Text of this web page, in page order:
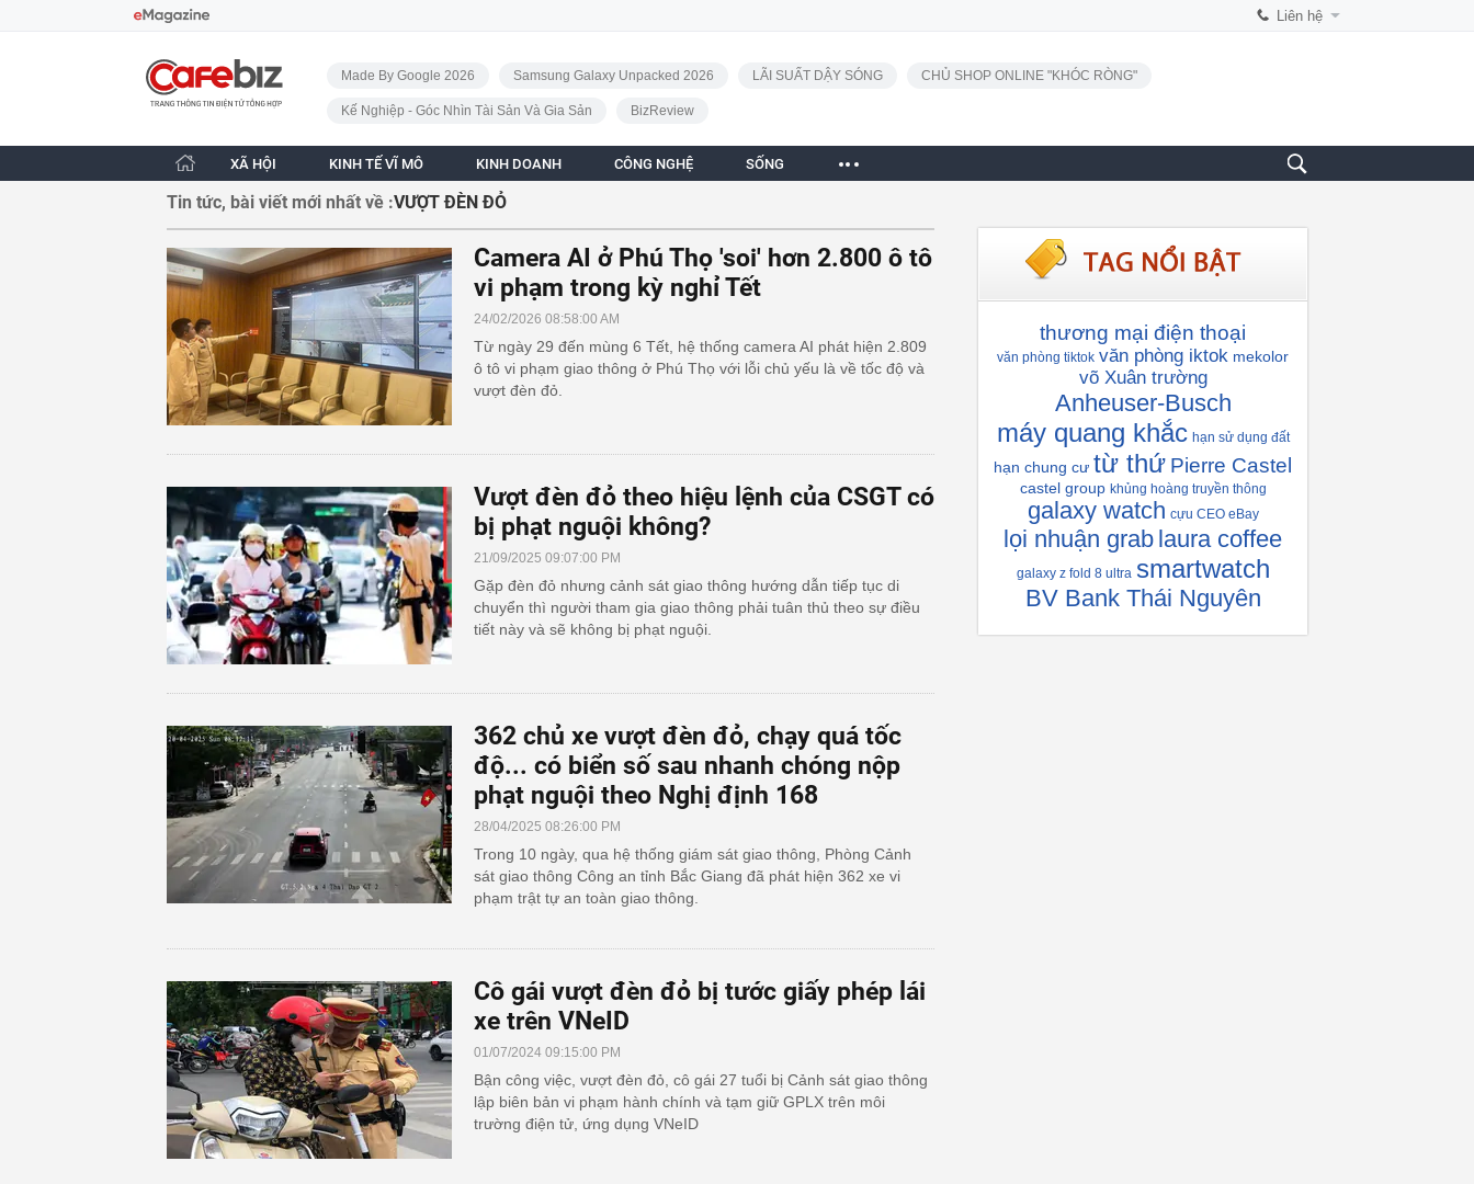
Liên hệ
CafeBiz - Trang chủ
Made By Google 2026
Samsung Galaxy Unpacked 2026 LÃI SUẤT DẬY SÓNG CHỦ SHOP ONLINE "KHÓC RÒNG"
Kế Nghiệp - Góc Nhìn Tài Sản Và Gia Sản BizReview
XÃ HỘI KINH TẾ VĨ MÔ KINH DOANH CÔNG NGHỆ SỐNG
Tin tức, bài viết mới nhất về :VƯỢT ĐÈN ĐỎ
Camera AI ở Phú Thọ 'soi' hơn 2.800 ô tô
vi phạm trong kỳ nghỉ Tết
24/02/2026 08:58:00 AM
Từ ngày 29 đến mùng 6 Tết, hệ thống camera AI phát hiện 2.809
ô tô vi phạm giao thông ở Phú Thọ với lỗi chủ yếu là về tốc độ và
vượt đèn đỏ.
Vượt đèn đỏ theo hiệu lệnh của CSGT có
bị phạt nguội không?
21/09/2025 09:07:00 PM
Gặp đèn đỏ nhưng cảnh sát giao thông hướng dẫn tiếp tục di
chuyển thì người tham gia giao thông phải tuân thủ theo sự điều
tiết này và sẽ không bị phạt nguội.
362 chủ xe vượt đèn đỏ, chạy quá tốc
độ... có biển số sau nhanh chóng nộp
phạt nguội theo Nghị định 168
28/04/2025 08:26:00 PM
Trong 10 ngày, qua hệ thống giám sát giao thông, Phòng Cảnh
sát giao thông Công an tỉnh Bắc Giang đã phát hiện 362 xe vi
phạm trật tự an toàn giao thông.
Cô gái vượt đèn đỏ bị tước giấy phép lái
xe trên VNeID
01/07/2024 09:15:00 PM
Bận công việc, vượt đèn đỏ, cô gái 27 tuổi bị Cảnh sát giao thông
lập biên bản vi phạm hành chính và tạm giữ GPLX trên môi
trường điện tử, ứng dụng VNeID
thương mại điện thoại
văn phòng tiktok văn phòng iktok mekolor
võ Xuân trường
Anheuser-Busch
máy quang khắc hạn sử dụng đất
hạn chung cư từ thứ Pierre Castel
castel group khủng hoàng truyền thông
galaxy watch cựu CEO eBay
lọi nhuận grab laura coffee
galaxy z fold 8 ultra smartwatch
BV Bank Thái Nguyên